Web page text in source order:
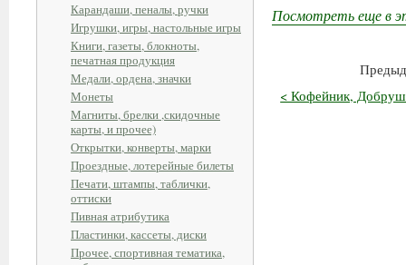
Карандаши, пеналы, ручки
Игрушки, игры, настольные игры
Книги, газеты, блокноты,
печатная продукция
Медали, ордена, значки
Монеты
Магниты, брелки ,скидочные
карты, и прочее)
Открытки, конверты, марки
Проездные, лотерейные билеты
Печати, штампы, таблички,
оттиски
Пивная атрибутика
Пластинки, кассеты, диски
Прочее, спортивная тематика,
Посмотреть еще в
< Кофейник,